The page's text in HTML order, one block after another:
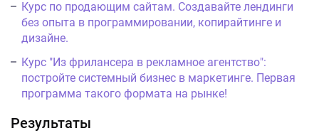
Курс по продающим сайтам. Создавайте лендинги
без опыта в программировании, копирайтинге и
дизайне.
Курс "Из фрилансера в рекламное агентство":
постройте системный бизнес в маркетинге. Первая
программа такого формата на рынке!
Результаты